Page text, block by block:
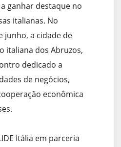
ganhar destaque no
italianas. No
junho, a cidade de
italiana dos Abruzos,
dedicado a
de negócios,
econômica
Itália em parceria